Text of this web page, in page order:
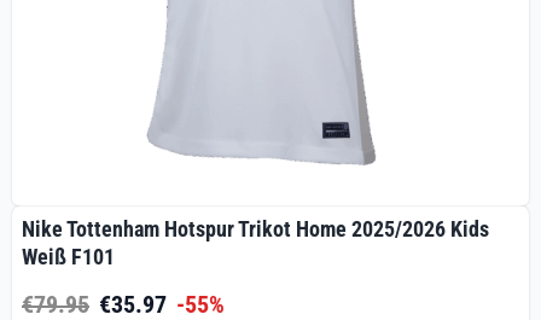
Nike Tottenham Hotspur Trikot Home 2025/2026 Kids
Weiß F101
€79.95 €35.97 -55%